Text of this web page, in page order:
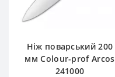
Ніж поварський 200
мм Сolour-prof Arcos
241000